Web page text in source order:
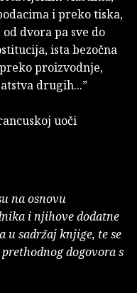
i preko tiska,
dvora pa sve do
ista bezočna
proizvodnje,
drugih...”
uoči
na osnovu
i njihove dodatne
u sadržaj knjige, te se
dogovora s